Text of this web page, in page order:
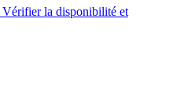
Vérifier la disponibilité et